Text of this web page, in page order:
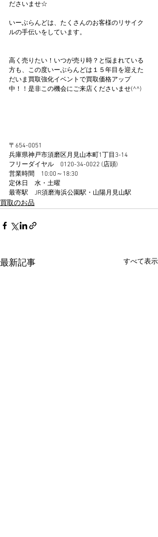
ださいませ☆
いーぶらんどは、たくさんのお客様のリサイク
ルの手伝いをしています。
高く売りたい！いつが売り時？と悩まれている
方も、この度いーぶらんどは１５年目を迎えた
だいま買取強化イベントで買取価格アップ
中！！是非この機会にご来店くださいませ(^^)
〒654-0051
兵庫県神戸市須磨区月見山本町1丁目3-14
フリーダイヤル　0120-34-0022 (店頭)
営業時間　10:00～18:30
定休日　水・土曜
最寄駅　JR須磨海浜公園駅・山陽月見山駅
買取のお品
最新記事 すべて表示